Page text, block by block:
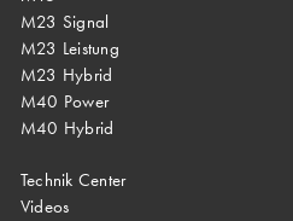
M23 Signal
M23 Leistung
M23 Hybrid
M40 Power
M40 Hybrid
Technik Center
Videos